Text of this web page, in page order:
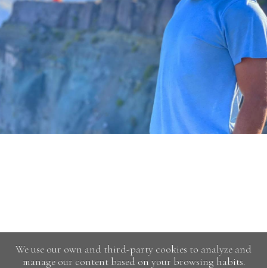
We use our own and third-party cookies to analyze and
manage our content based on your browsing habits.